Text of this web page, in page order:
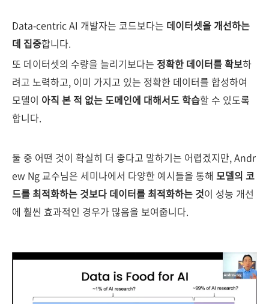
Data-centric AI 개발자는 코드보다는 데이터셋을 개선하는
데 집중합니다.
또 데이터셋의 수량을 늘리기보다는 정확한 데이터를 확보하
려고 노력하고, 이미 가지고 있는 정확한 데이터를 합성하여
모델이 아직 본 적 없는 도메인에 대해서도 학습할 수 있도록
합니다.
둘 중 어떤 것이 확실히 더 좋다고 말하기는 어렵겠지만, Andr
ew Ng 교수님은 세미나에서 다양한 예시들을 통해 모델의 코
드를 최적화하는 것보다 데이터를 최적화하는 것이 성능 개선
에 훨씬 효과적인 경우가 많음을 보여줍니다.